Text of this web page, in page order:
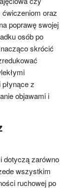
ćwiczeniom oraz
poprawę swojej
osób po
skrócić
z
objawami i
dotyczą zarówno
wszystkim
ruchowej po